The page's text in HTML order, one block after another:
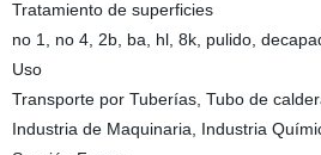
Tratamiento de superficies
no 1, no 4, 2b, ba, hl, 8k, pulido,
Uso
Transporte por Tuberías, Tubo de
Industria de Maquinaria, Industria